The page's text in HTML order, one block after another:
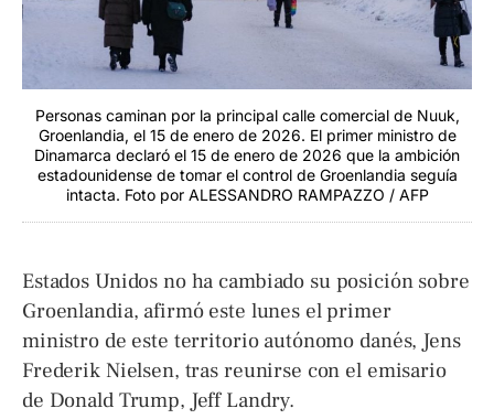
Personas caminan por la principal calle comercial de Nuuk,
Groenlandia, el 15 de enero de 2026. El primer ministro de
Dinamarca declaró el 15 de enero de 2026 que la ambición
estadounidense de tomar el control de Groenlandia seguía
intacta. Foto por ALESSANDRO RAMPAZZO / AFP
Estados Unidos no ha cambiado su posición sobre
Groenlandia, afirmó este lunes el primer
ministro de este territorio autónomo danés, Jens
Frederik Nielsen, tras reunirse con el emisario
de Donald Trump, Jeff Landry.